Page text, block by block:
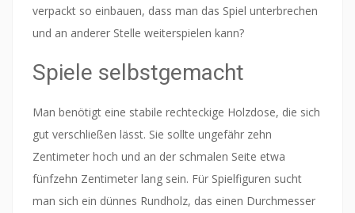
verpackt so einbauen, dass man das Spiel unterbrechen
und an anderer Stelle weiterspielen kann?
Spiele selbstgemacht
Man benötigt eine stabile rechteckige Holzdose, die sich
gut verschließen lässt. Sie sollte ungefähr zehn
Zentimeter hoch und an der schmalen Seite etwa
fünfzehn Zentimeter lang sein. Für Spielfiguren sucht
man sich ein dünnes Rundholz, das einen Durchmesser